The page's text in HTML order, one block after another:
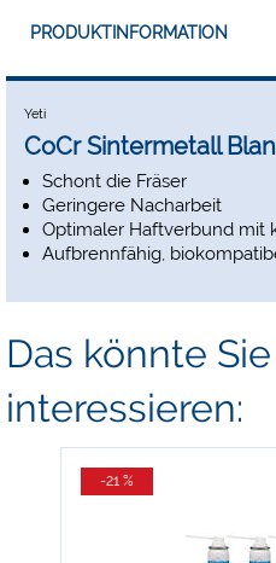
PRODUKTINFORMATION
Yeti
CoCr Sintermetall
Schont die Fräser
Geringere Nacharbeit
Optimaler Haftverbund mit
Aufbrennfähig,
Das könnte
interessieren:
-21 %